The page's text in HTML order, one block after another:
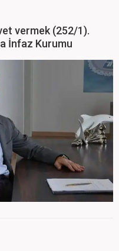
vermek (252/1).
İnfaz Kurumu